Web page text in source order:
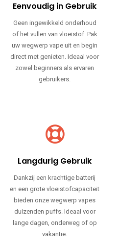
Eenvoudig in Gebruik
Geen ingewikkeld onderhoud
of het vullen van vloeistof. Pak
uw wegwerp vape uit en begin
direct met genieten. Ideaal voor
zowel beginners als ervaren
gebruikers.
Langdurig Gebruik
Dankzij een krachtige batterij
en een grote vloeistofcapaciteit
bieden onze wegwerp vapes
duizenden puffs. Ideaal voor
lange dagen, onderweg of op
vakantie.